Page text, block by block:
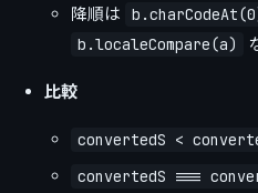
降順は
b.localeCompare(a)
比較
convertedS <
convertedS ===